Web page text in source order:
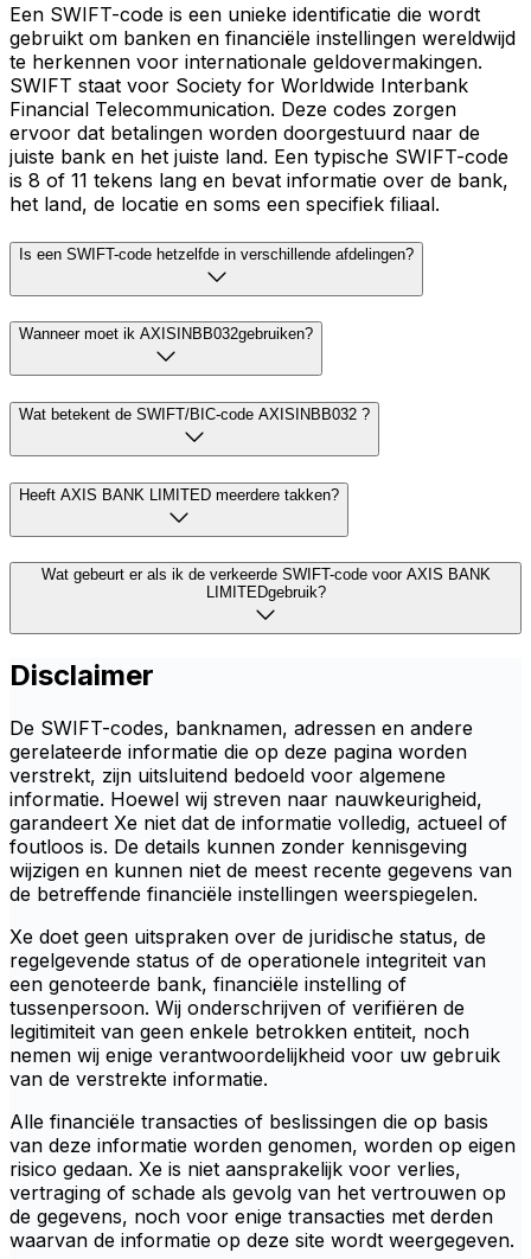
Een SWIFT-code is een unieke identificatie die wordt
gebruikt om banken en financiële instellingen wereldwijd
te herkennen voor internationale geldovermakingen.
SWIFT staat voor Society for Worldwide Interbank
Financial Telecommunication. Deze codes zorgen
ervoor dat betalingen worden doorgestuurd naar de
juiste bank en het juiste land. Een typische SWIFT-code
is 8 of 11 tekens lang en bevat informatie over de bank,
het land, de locatie en soms een specifiek filiaal.
Is een SWIFT-code hetzelfde in verschillende afdelingen?
Wanneer moet ik AXISINBB032gebruiken?
Wat betekent de SWIFT/BIC-code AXISINBB032 ?
Heeft AXIS BANK LIMITED meerdere takken?
Wat gebeurt er als ik de verkeerde SWIFT-code voor AXIS BANK
LIMITEDgebruik?
Disclaimer
De SWIFT-codes, banknamen, adressen en andere
gerelateerde informatie die op deze pagina worden
verstrekt, zijn uitsluitend bedoeld voor algemene
informatie. Hoewel wij streven naar nauwkeurigheid,
garandeert Xe niet dat de informatie volledig, actueel of
foutloos is. De details kunnen zonder kennisgeving
wijzigen en kunnen niet de meest recente gegevens van
de betreffende financiële instellingen weerspiegelen.
Xe doet geen uitspraken over de juridische status, de
regelgevende status of de operationele integriteit van
een genoteerde bank, financiële instelling of
tussenpersoon. Wij onderschrijven of verifiëren de
legitimiteit van geen enkele betrokken entiteit, noch
nemen wij enige verantwoordelijkheid voor uw gebruik
van de verstrekte informatie.
Alle financiële transacties of beslissingen die op basis
van deze informatie worden genomen, worden op eigen
risico gedaan. Xe is niet aansprakelijk voor verlies,
vertraging of schade als gevolg van het vertrouwen op
de gegevens, noch voor enige transacties met derden
waarvan de informatie op deze site wordt weergegeven.